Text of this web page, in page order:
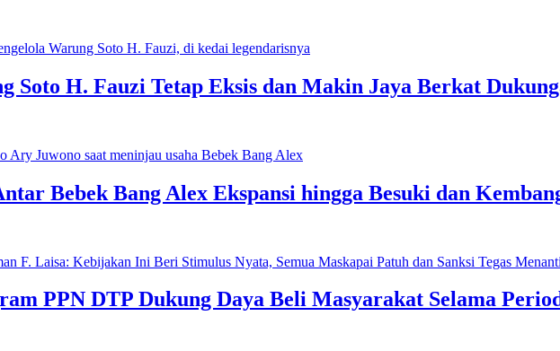
Soto H. Fauzi Tetap Eksis dan Makin Jaya Berkat
Bebek Bang Alex Ekspansi hingga Besuki dan
PPN DTP Dukung Daya Beli Masyarakat Selama